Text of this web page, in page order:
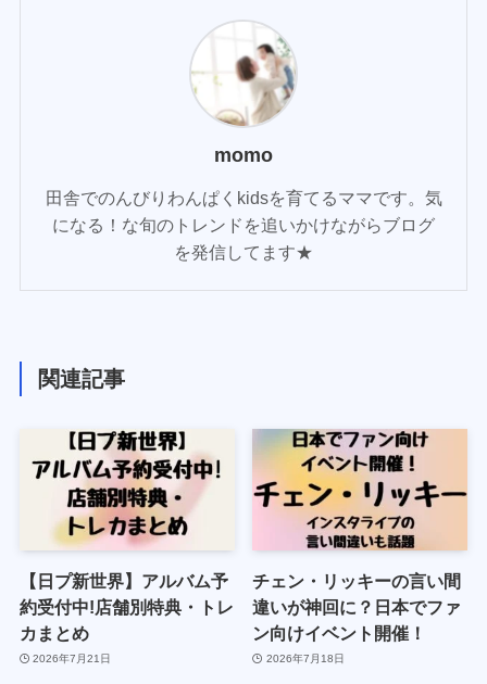
momo
田舎でのんびりわんぱくkidsを育てるママです。気
になる！な旬のトレンドを追いかけながらブログ
を発信してます★
関連記事
【日プ新世界】アルバム予
約受付中!店舗別特典・トレ
カまとめ
2026年7月21日
チェン・リッキーの言い間
違いが神回に？日本でファ
ン向けイベント開催！
2026年7月18日